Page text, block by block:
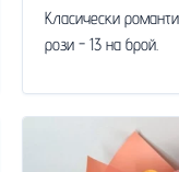
Класически
рози - 13 на брой.